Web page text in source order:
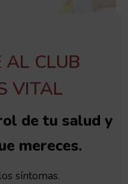
AL CLUB
VITAL
de tu salud y
mereces.
síntomas.